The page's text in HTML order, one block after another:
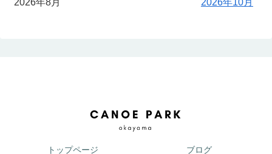
2026年8月 2026年10月
トップページ ブログ